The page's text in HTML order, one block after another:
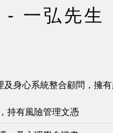
- 一弘先生
身心系統整合顧問，擁
持有風險管理文憑